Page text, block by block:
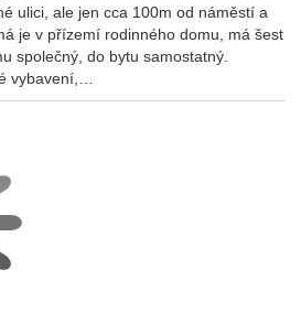
ulici, ale jen cca 100m od náměstí a
je v přízemí rodinného domu, má šest
společný, do bytu samostatný.
vybavení,…